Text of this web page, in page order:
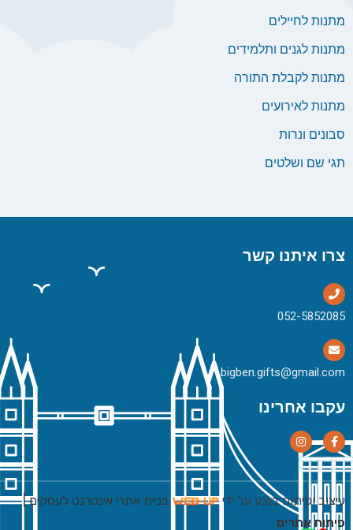
מתנות לחיילים
מתנות לגנים ותלמידים
מתנות לקבלת התורה
מתנות לאירועים
סבונים ונרות
תגי שם ושלטים
צרו איתנו קשר
bigben.gifts@gmail.com
עקבו אחרינו
עיצוב ופיתוח בוצע על ידי בניית אתרי אינטרנט לעסקים|
פיתוח אתרים